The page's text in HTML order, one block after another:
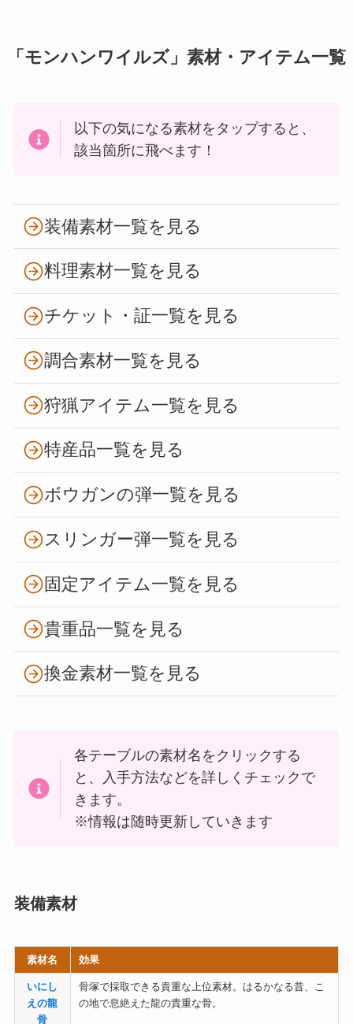
「モンハンワイルズ」素材・アイテム一覧
以下の気になる素材をタップすると、
該当箇所に飛べます！
装備素材一覧を見る
料理素材一覧を見る
チケット・証一覧を見る
調合素材一覧を見る
狩猟アイテム一覧を見る
特産品一覧を見る
ボウガンの弾一覧を見る
スリンガー弾一覧を見る
固定アイテム一覧を見る
貴重品一覧を見る
換金素材一覧を見る
各テーブルの素材名をクリックする
と、入手方法などを詳しくチェックで
きます。
※情報は随時更新していきます
装備素材
素材名 効果
いにし
えの龍
骨
骨塚で採取できる貴重な上位素材。はるかなる昔、こ
の地で息絶えた龍の貴重な骨。